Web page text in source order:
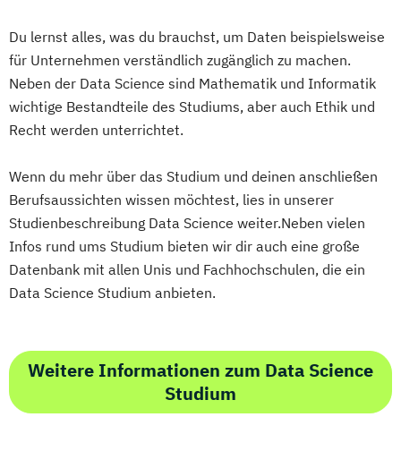
Mediendesign Medieninformatik
Medienmanagement
Medizinische Informatik Medizintechnik
Modemanagement
Nachhaltiges Management
Personalentwicklung
Personalmanagement
Personalmanagement (DE/EN) Pflege
Pflegemanagement Pflegepädagogik
Produktdesign
Projektmanagement (DE/EN)
Psychologie Public Health
Du lernst alles, was du brauchst, um Daten beispielsweise
für Unternehmen verständlich zugänglich zu machen.
Neben der Data Science sind Mathematik und Informatik
wichtige Bestandteile des Studiums, aber auch Ethik und
Recht werden unterrichtet.
Wenn du mehr über das Studium und deinen anschließen
Berufsaussichten wissen möchtest, lies in unserer
Studienbeschreibung Data Science weiter.Neben vielen
Infos rund ums Studium bieten wir dir auch eine große
Datenbank mit allen Unis und Fachhochschulen, die ein
Data Science Studium anbieten.
Weitere Informationen zum Data Science
Studium